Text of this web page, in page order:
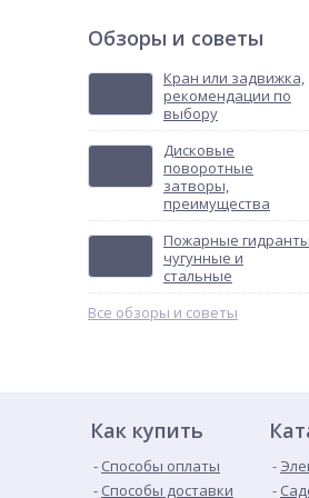
Обзоры и советы
Кран или задвижка,
рекомендации по
выбору
Дисковые
поворотные
затворы,
преимущества
Пожарные гидранты
чугунные и
стальные
Все обзоры и советы
Как купить
Способы оплаты
Способы доставки